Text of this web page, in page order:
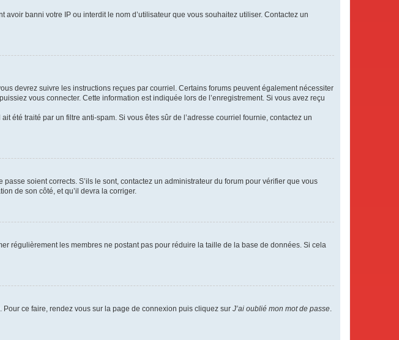
banni votre IP ou interdit le nom d’utilisateur que vous souhaitez utiliser. Contactez un
devrez suivre les instructions reçues par courriel. Certains forums peuvent également nécessiter
vous connecter. Cette information est indiquée lors de l’enregistrement. Si vous avez reçu
été traité par un filtre anti-spam. Si vous êtes sûr de l’adresse courriel fournie, contactez un
soient corrects. S’ils le sont, contactez un administrateur du forum pour vérifier que vous
de son côté, et qu’il devra la corriger.
régulièrement les membres ne postant pas pour réduire la taille de la base de données. Si cela
ce faire, rendez vous sur la page de connexion puis cliquez sur J’ai oublié mon mot de passe.